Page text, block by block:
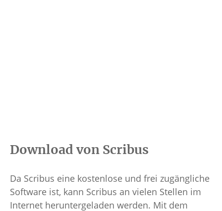
Download von Scribus
Da Scribus eine kostenlose und frei zugängliche
Software ist, kann Scribus an vielen Stellen im
Internet heruntergeladen werden. Mit dem